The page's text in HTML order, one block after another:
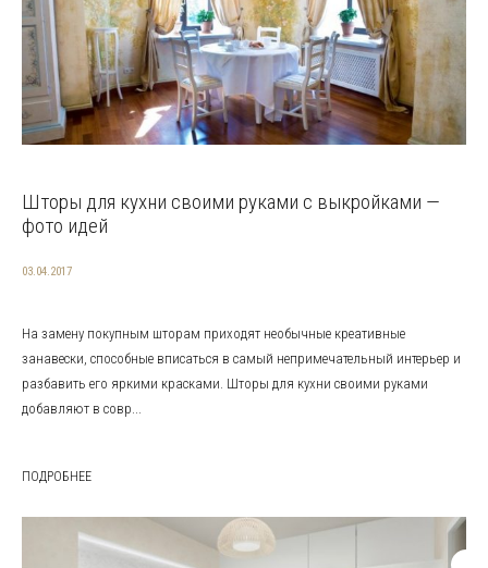
Шторы для кухни своими руками с выкройками —
фото идей
03.04.2017
На замену покупным шторам приходят необычные креативные
занавески, способные вписаться в самый непримечательный интерьер и
разбавить его яркими красками. Шторы для кухни своими руками
добавляют в совр...
ПОДРОБНЕЕ